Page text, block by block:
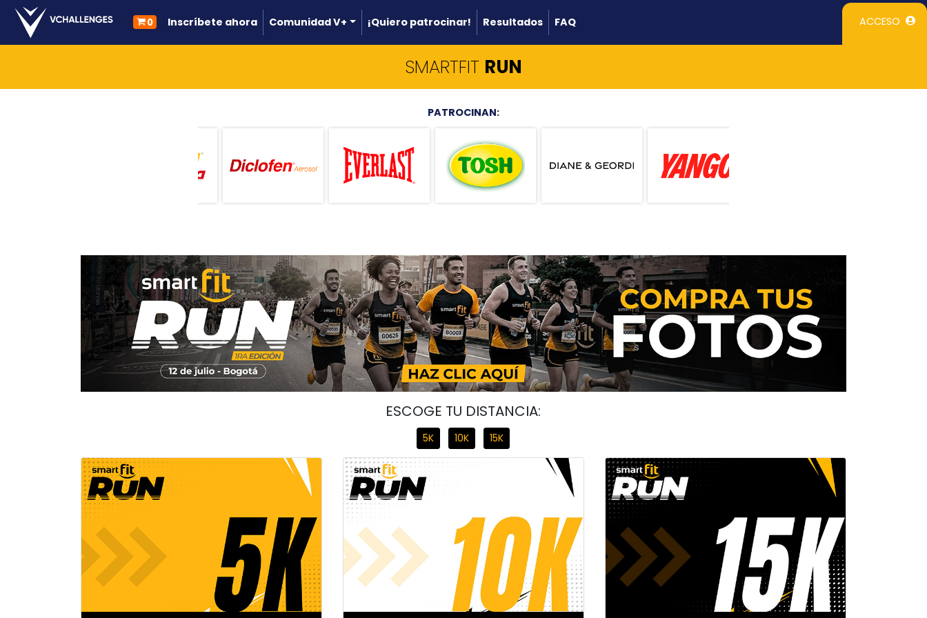
0 Inscríbete ahora Comunidad V+ ¡Quiero patrocinar! Resultados FAQ ACCESO
SMARTFIT RUN
PATROCINAN:
ESCOGE TU DISTANCIA:
5K 10K 15K